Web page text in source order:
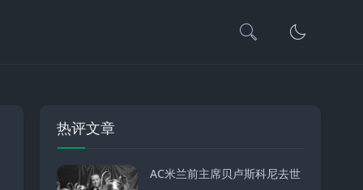
热评文章
AC米兰前主席贝卢斯科尼去世